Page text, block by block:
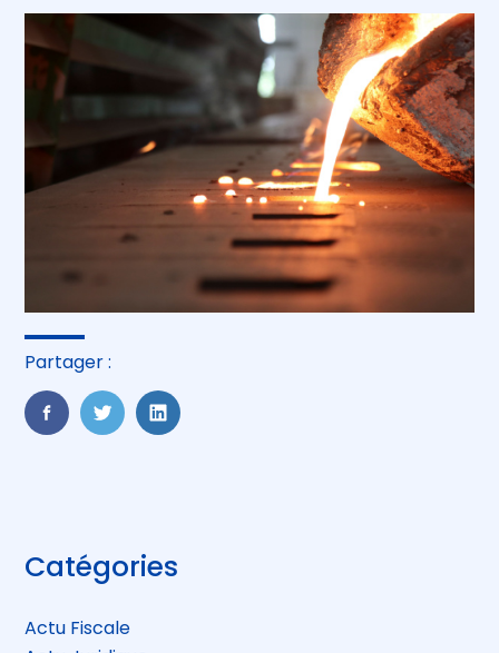
Partager :
FaceBook
TwitterLinkedIn
Blog
sidebar
Catégories
Actu Fiscale